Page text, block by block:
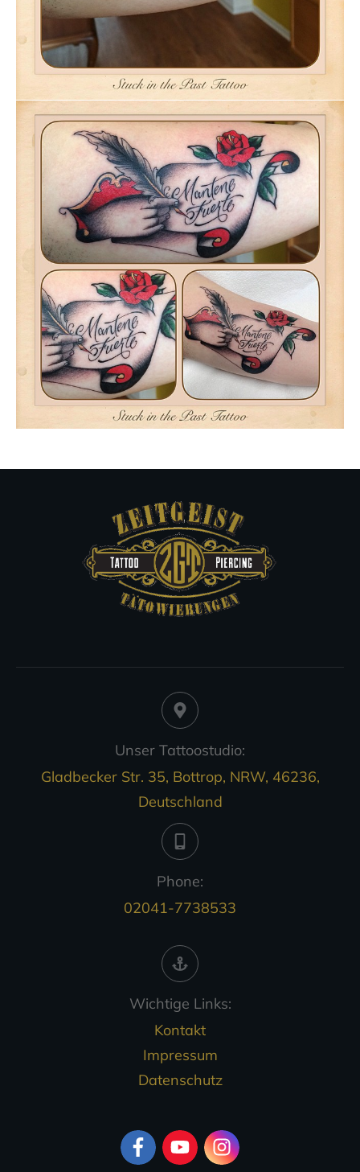
Unser Tattoostudio:
Gladbecker Str. 35, Bottrop, NRW, 46236,
Deutschland
Phone:
02041-7738533
Wichtige Links:
Kontakt
Impressum
Datenschutz